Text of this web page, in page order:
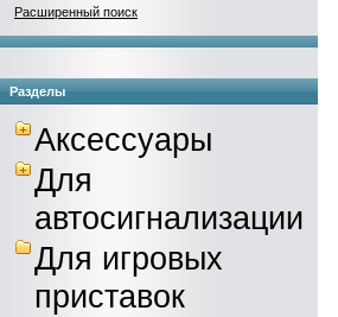
Расширенный поиск
Разделы
Аксессуары
Для
автосигнализации
Для игровых
приставок